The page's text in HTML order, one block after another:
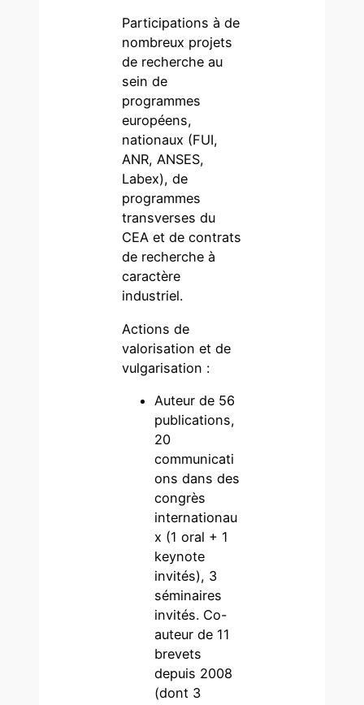
Participations à de
nombreux projets
de recherche au
sein de
programmes
européens,
nationaux (FUI,
ANR, ANSES,
Labex), de
programmes
transverses du
CEA et de contrats
de recherche à
caractère
industriel.
Actions de
valorisation et de
vulgarisation :
Auteur de 56
publications,
20
communicati
ons dans des
congrès
internationau
x (1 oral + 1
keynote
invités), 3
séminaires
invités. Co-
auteur de 11
brevets
depuis 2008
(dont 3